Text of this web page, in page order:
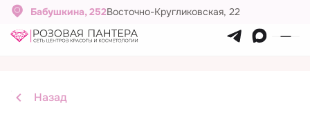
Бабушкина, 252Восточно-Кругликовская, 22
Главная
Назад
Назад
Назад
Назад